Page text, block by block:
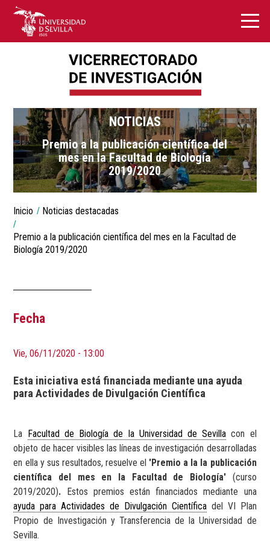
NOTICIAS
Premio a la publicación científica del
mes en la Facultad de Biología
2019/2020
Breadcrumbs
You
are
here:
Inicio Noticias destacadas
Premio a la publicación científica del mes en la Facultad de
Biología 2019/2020
Fecha
Vie, 06/11/2020 - 13:00
Esta iniciativa está financiada mediante una ayuda
para Actividades de Divulgación Científica
La Facultad de Biología de la Universidad de Sevilla con el
objeto de hacer visibles las líneas de investigación desarrolladas
en ella y sus resultados, resuelve el 'Premio a la la publicación
científica del mes en la Facultad de Biología' (curso
2019/2020). Estos premios están financiados mediante una
ayuda para Actividades de Divulgación Científicadel VI Plan
Propio de Investigación y Transferencia de la Universidad de
Sevilla.